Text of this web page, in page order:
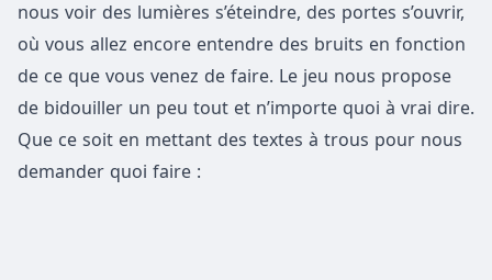
nous voir des lumières s’éteindre, des portes s’ouvrir,
où vous allez encore entendre des bruits en fonction
de ce que vous venez de faire. Le jeu nous propose
de bidouiller un peu tout et n’importe quoi à vrai dire.
Que ce soit en mettant des textes à trous pour nous
demander quoi faire :